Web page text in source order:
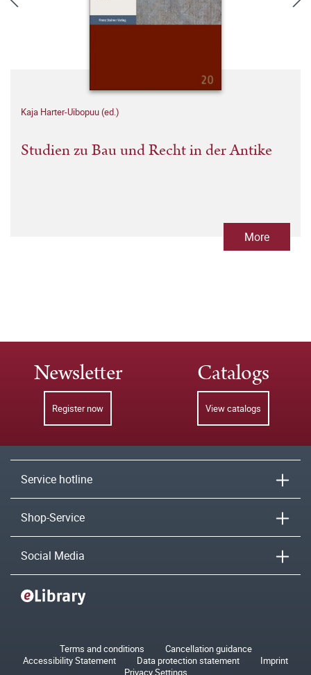
Kaja Harter-Uibopuu (ed.)
Studien zu Bau und Recht in der Antike
More
Newsletter
Register now
Catalogs
View catalogs
Service hotline
Shop-Service
Social Media
Terms and conditions
Cancellation guidance
Accessibility Statement
Data protection statement
Imprint
Privacy Settings